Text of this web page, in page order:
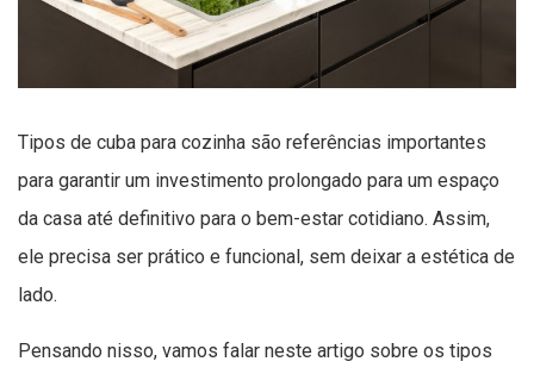
Tipos de cuba para cozinha são referências importantes
para garantir um investimento prolongado para um espaço
da casa até definitivo para o bem-estar cotidiano. Assim,
ele precisa ser prático e funcional, sem deixar a estética de
lado.
Pensando nisso, vamos falar neste artigo sobre os tipos